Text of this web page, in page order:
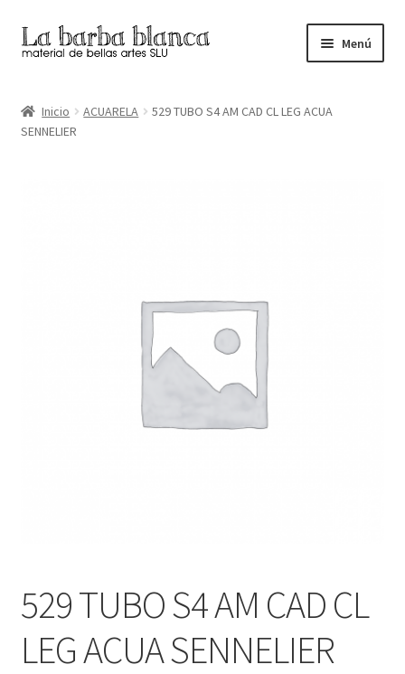
Ir
a
navegación
Ir
al
Menú
Carrito
Inicio ACUARELA
529 TUBO S4 AM CAD CL LEG ACUA
SENNELIER
529 TUBO S4 AM CAD CL
LEG ACUA SENNELIER